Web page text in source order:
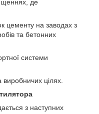
де
цементу на заводах з
та бетонних
системи
виробничих цілях.
з наступних